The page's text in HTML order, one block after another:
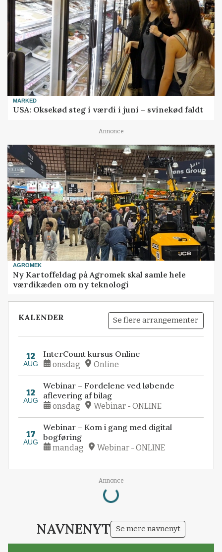
MARKED
USA: Oksekød steg i værdi i juni – svinekød faldt
Annonce
AGROMEK
Ny Kartoffeldag på Agromek skal samle hele
værdikæden om ny teknologi
KALENDER Se flere arrangementer
12
AUG
InterCount kursus Online
onsdag Online
12
AUG
Webinar – Fordelene ved løbende
aflevering af bilag
onsdag Webinar - ONLINE
17
AUG
Webinar – Kom i gang med digital
bogføring
mandag Webinar - ONLINE
Annonce
Loading...
NAVNENYT Se mere navnenyt